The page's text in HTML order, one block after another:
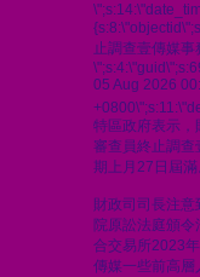
止調查壹傳媒事
05 Aug 2026
特區政府表示，
審查員終止調查
期上月27日屆
財政司司長注
院原訟法庭頒
合交易所2023
傳媒一些前高